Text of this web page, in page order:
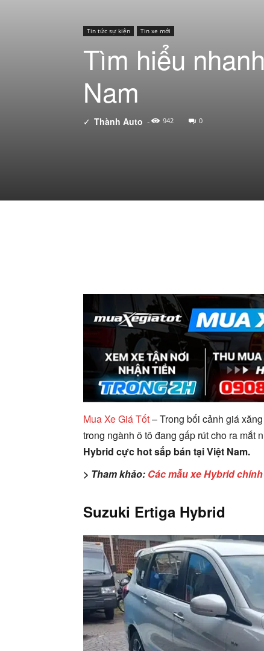
Tin tức sự kiện Tin xe mới
Tìm hiểu
Nam
✓ Thành Auto - 942 0
Mua Xe Giá Tốt– Trong bối cảnh giá
trong ngành ô tô đang gấp rút cho ra mắt
Hybrid cực hot sắp bán tại Việt Nam.
> Tham khảo: Các mẫu xe Hybrid
Suzuki Ertiga Hybrid